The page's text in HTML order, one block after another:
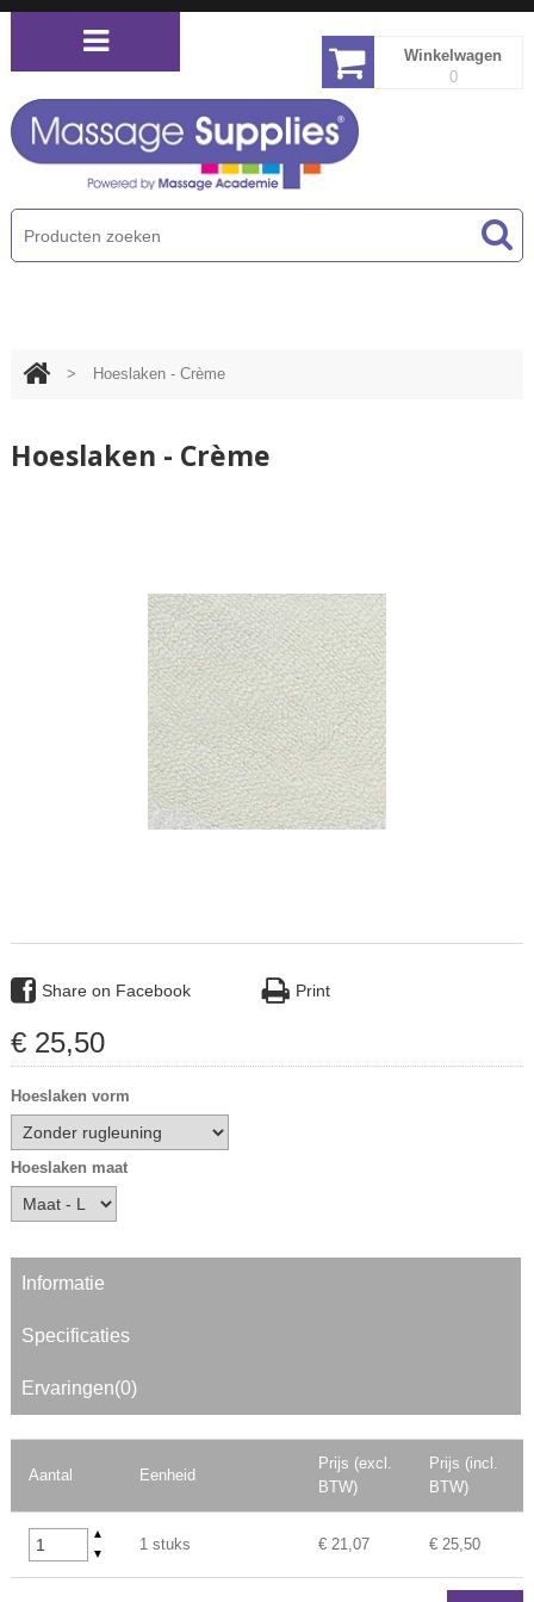
Winkelwagen
0
> Hoeslaken - Crème
Share on Facebook Print
Hoeslaken - Crème
€ 25,50
Hoeslaken vorm
Hoeslaken maat
Informatie
Specificaties
Ervaringen(0)
Aantal Eenheid
Prijs (excl.
BTW)
Prijs (incl.
BTW)
▲
▼
1 stuks € 21,07 € 25,50